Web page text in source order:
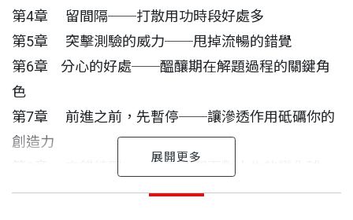
第4章 留間隔──打散用功時段好處多
第5章 突擊測驗的威力──甩掉流暢的錯覺
第6章 分心的好處──醞釀期在解題過程的關鍵角
色
第7章 前進之前，先暫停──讓滲透作用砥礪你的
創造力
第8章 交錯練習──幫助我們面對人生的變化球
第9章 不需思考的學習──利用知覺辨識